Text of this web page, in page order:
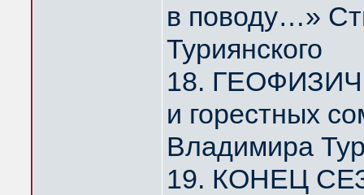
в поводу…»
Туриянского
18.
и горестных
Владимира
19. КОНЕЦ